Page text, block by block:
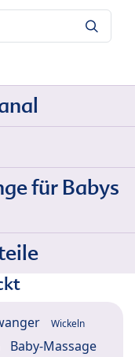
für Babys
Wickeln
Baby-Massage